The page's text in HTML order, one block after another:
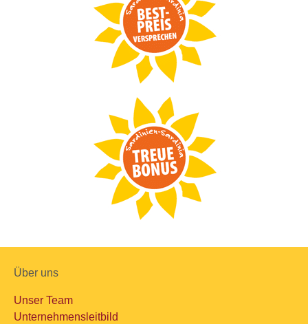
Über uns
Unser Team
Unternehmensleitbild